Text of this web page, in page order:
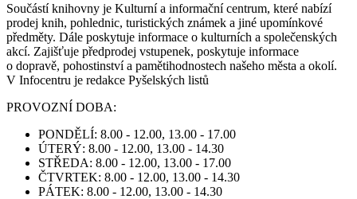
Součástí knihovny je Kulturní a informační centrum, které nabízí
prodej knih, pohlednic, turistických známek a jiné upomínkové
předměty. Dále poskytuje informace o kulturních a společenských
akcí. Zajišťuje předprodej vstupenek, poskytuje informace
o dopravě, pohostinství a pamětihodnostech našeho města a okolí.
V Infocentru je redakce Pyšelských listů
PROVOZNÍ DOBA:
PONDĚLÍ: 8.00 - 12.00, 13.00 - 17.00
ÚTERÝ: 8.00 - 12.00, 13.00 - 14.30
STŘEDA: 8.00 - 12.00, 13.00 - 17.00
ČTVRTEK: 8.00 - 12.00, 13.00 - 14.30
PÁTEK: 8.00 - 12.00, 13.00 - 14.30